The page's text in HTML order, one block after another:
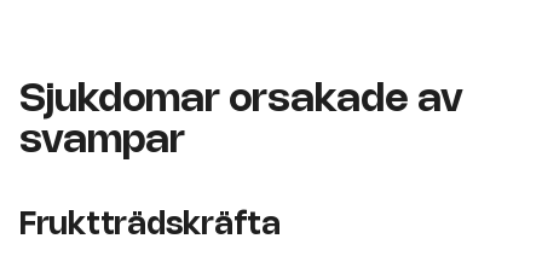
Sjukdomar orsakade av
svampar
Fruktträdskräfta